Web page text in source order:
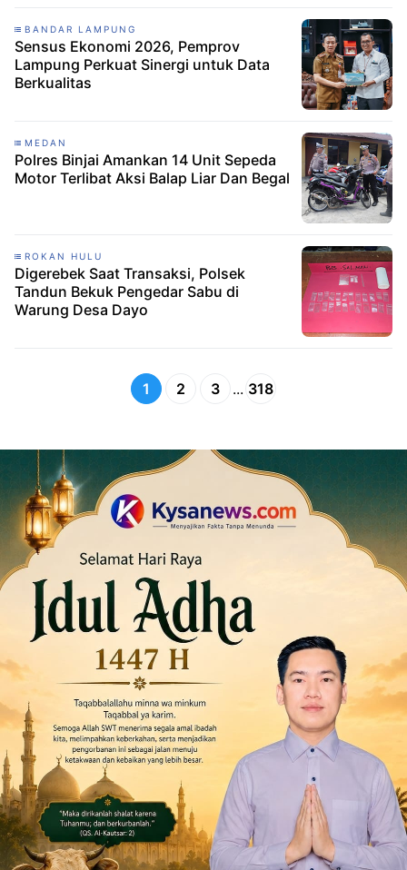
BANDAR LAMPUNG
Sensus Ekonomi 2026, Pemprov
Lampung Perkuat Sinergi untuk Data
Berkualitas
MEDAN
Polres Binjai Amankan 14 Unit Sepeda
Motor Terlibat Aksi Balap Liar Dan Begal
ROKAN HULU
Digerebek Saat Transaksi, Polsek
Tandun Bekuk Pengedar Sabu di
Warung Desa Dayo
1 2 3 ... 318